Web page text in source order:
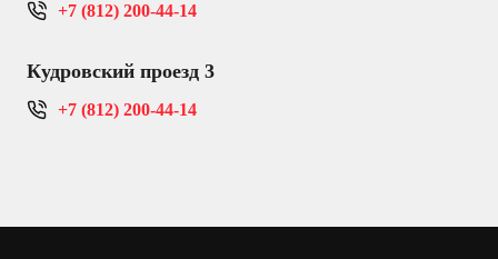
+7 (812) 200-44-14
Кудровский проезд 3
+7 (812) 200-44-14